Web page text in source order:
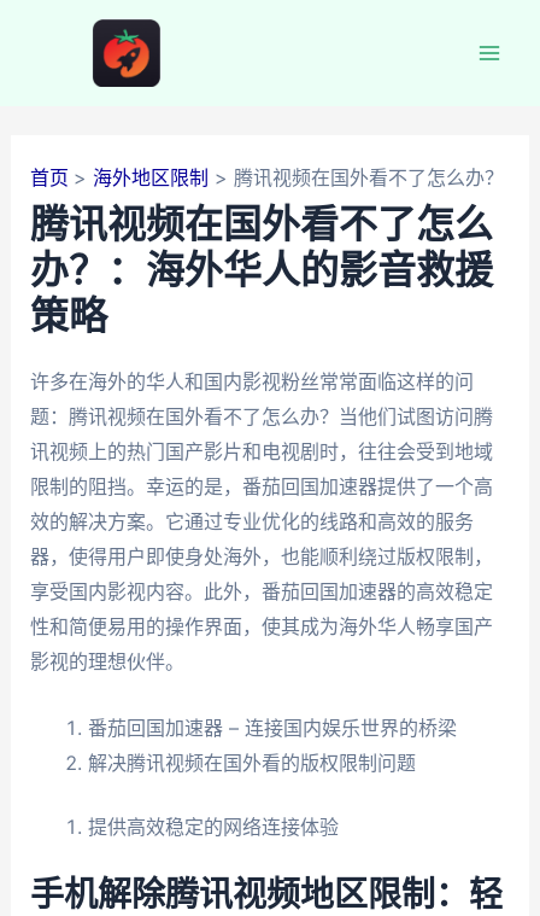
首页 海外地区限制 腾讯视频在国外看不了怎么办？
腾讯视频在国外看不了怎么
办？：海外华人的影音救援
策略
许多在海外的华人和国内影视粉丝常常面临这样的问
题：腾讯视频在国外看不了怎么办？当他们试图访问腾
讯视频上的热门国产影片和电视剧时，往往会受到地域
限制的阻挡。幸运的是，番茄回国加速器提供了一个高
效的解决方案。它通过专业优化的线路和高效的服务
器，使得用户即使身处海外，也能顺利绕过版权限制，
享受国内影视内容。此外，番茄回国加速器的高效稳定
性和简便易用的操作界面，使其成为海外华人畅享国产
影视的理想伙伴。
番茄回国加速器 – 连接国内娱乐世界的桥梁
解决腾讯视频在国外看的版权限制问题
提供高效稳定的网络连接体验
手机解除腾讯视频地区限制：轻